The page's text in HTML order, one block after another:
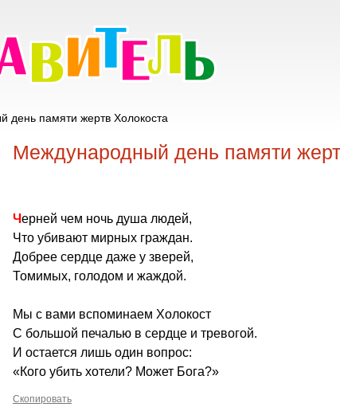
день памяти жертв Холокоста
Международный день памяти
Черней чем ночь душа людей,
Что убивают мирных граждан.
Добрее сердце даже у зверей,
Томимых, голодом и жаждой.
Мы с вами вспоминаем Холокост
С большой печалью в сердце и тревогой.
И остается лишь один вопрос:
«Кого убить хотели? Может Бога?»
Скопировать